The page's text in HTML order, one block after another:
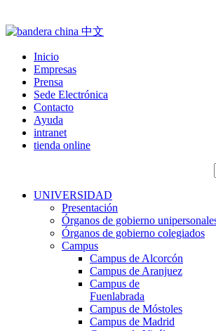
Inicio
Empresas
Prensa
Sede Electrónica
Contacto
Ayuda
intranet
tienda online
UNIVERSIDAD
Presentación
Órganos de gobierno
Órganos de gobierno colegiados
Campus
Campus de Alcorcón
Campus de Aranjuez
Campus de
Fuenlabrada
Campus de Móstoles
Campus de Madrid